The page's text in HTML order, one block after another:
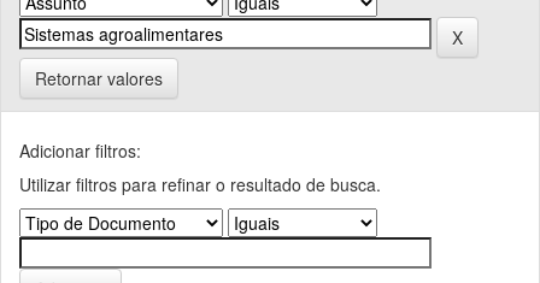
Retornar valores
Adicionar filtros:
Utilizar filtros para refinar o resultado de busca.